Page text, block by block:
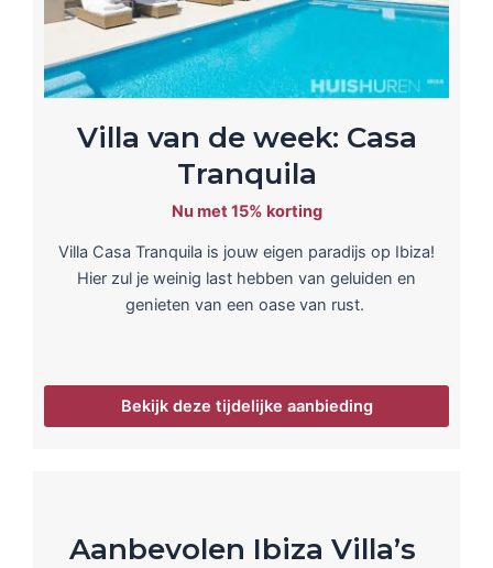
Villa van de week: Casa
Tranquila
Nu met 15% korting
Villa Casa Tranquila is jouw eigen paradijs op Ibiza!
Hier zul je weinig last hebben van geluiden en
genieten van een oase van rust.
Bekijk deze tijdelijke aanbieding
Aanbevolen Ibiza Villa’s